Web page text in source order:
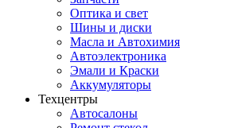
Оптика и свет
Шины и диски
Масла и Автохимия
Автоэлектроника
Эмали и Краски
Аккумуляторы
Техцентры
Автосалоны